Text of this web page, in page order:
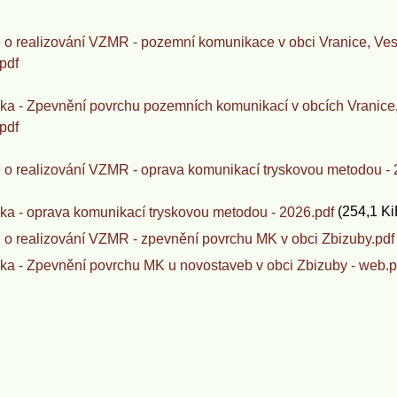
o realizování VZMR - pozemní komunikace v obci Vranice,
- Zpevnění povrchu pozemních komunikací v obcích
o realizování VZMR - oprava komunikací tryskovou metodou -
- oprava komunikací tryskovou metodou - 2026.pdf(254,1
o realizování VZMR - zpevnění povrchu MK v obci Zbizuby.pdf
- Zpevnění povrchu MK u novostaveb v obci Zbizuby -